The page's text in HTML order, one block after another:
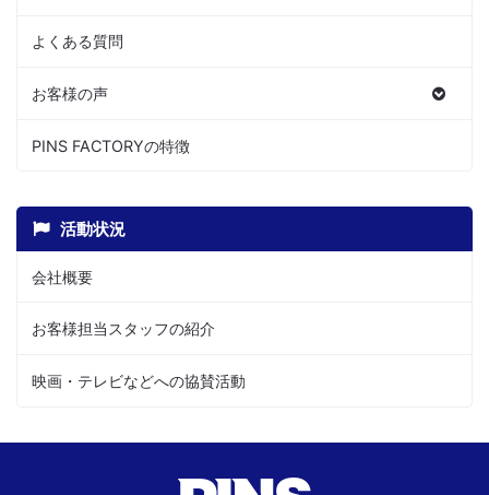
よくある質問
お客様の声
PINS FACTORYの特徴
活動状況
会社概要
お客様担当スタッフの紹介
映画・テレビなどへの協賛活動